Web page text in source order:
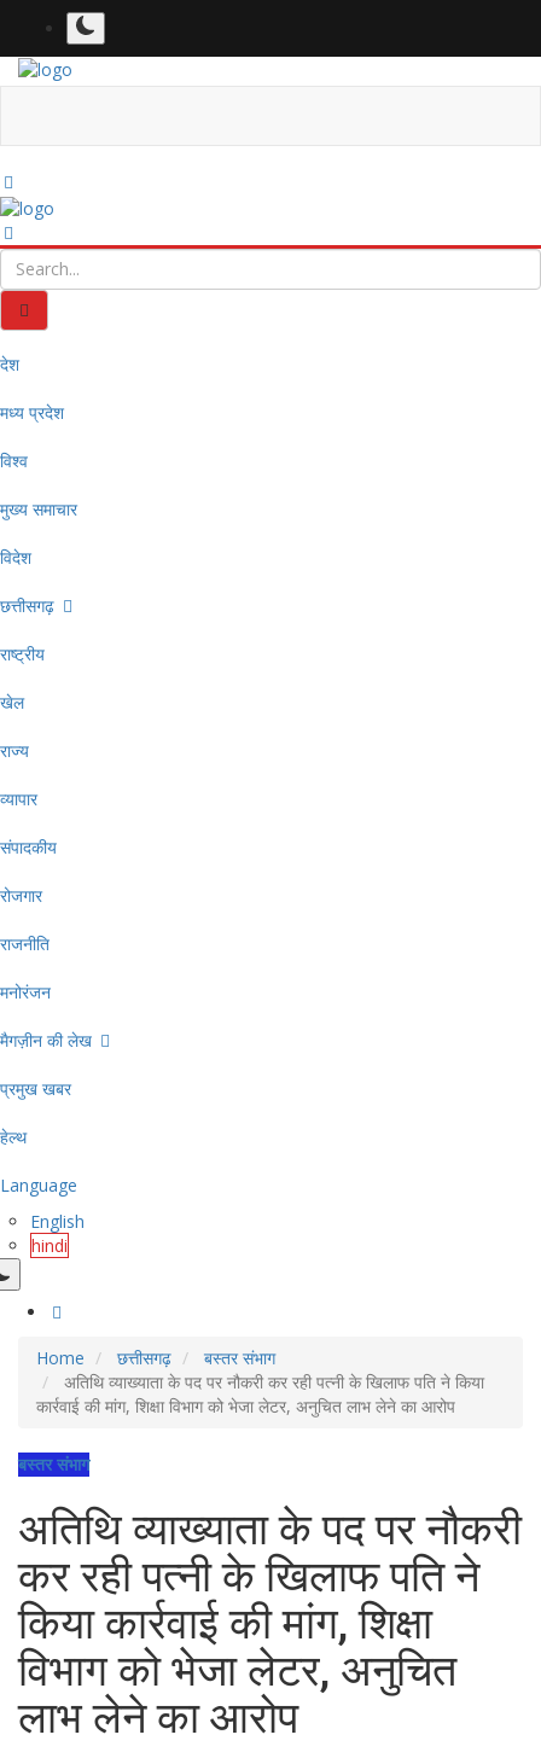
देश
मध्य प्रदेश
विश्व
मुख्य समाचार
विदेश
छत्तीसगढ़
राष्ट्रीय
खेल
राज्य
व्यापार
संपादकीय
रोजगार
राजनीति
मनोरंजन
मैगज़ीन की लेख
प्रमुख खबर
हेल्थ
Language
English
hindi
Home छत्तीसगढ़
बस्तर संभाग
अतिथि व्याख्याता के पद पर नौकरी कर रही पत्नी के खिलाफ पति ने किया
कार्रवाई की मांग, शिक्षा विभाग को भेजा लेटर, अनुचित लाभ लेने का आरोप
बस्तर संभाग
अतिथि व्याख्याता के पद पर नौकरी
कर रही पत्नी के खिलाफ पति ने
किया कार्रवाई की मांग, शिक्षा
विभाग को भेजा लेटर, अनुचित
लाभ लेने का आरोप